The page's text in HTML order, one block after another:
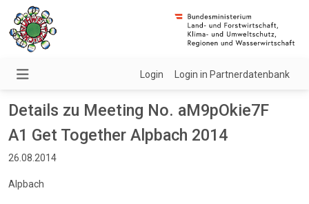
Login Login in Partnerdatenbank
Details zu Meeting No. aM9pOkie7F
A1 Get Together Alpbach 2014
26.08.2014
Alpbach